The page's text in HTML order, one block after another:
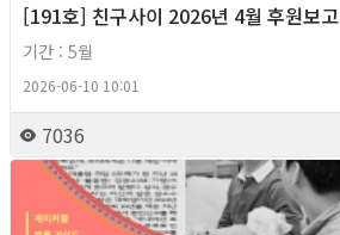
[191호] 친구사이 2026년 4월 후원보고
기간 : 5월
2026-06-10 10:01
7036